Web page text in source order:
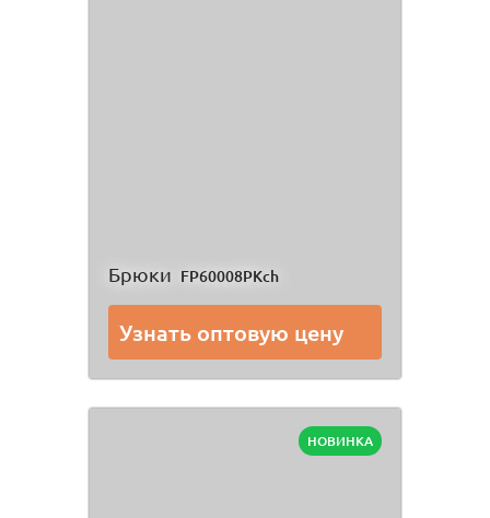
Брюки FP60008PKch
Узнать оптовую цену
НОВИНКА